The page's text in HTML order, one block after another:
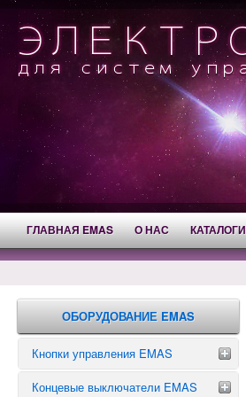
ГЛАВНАЯ EMAS О НАС КАТАЛОГИ
ОБОРУДОВАНИЕ EMAS
Кнопки управления EMAS
Аварийные кнопки
Концевые выключатели EMAS